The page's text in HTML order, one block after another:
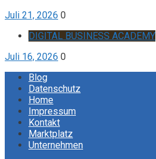
Juli 21, 2026 0
DIGITAL BUSINESS ACADEMY
Juli 16, 2026 0
Blog
Datenschutz
Home
Impressum
Kontakt
Marktplatz
Unternehmen